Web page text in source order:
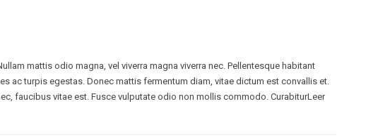
mattis odio magna, vel viverra magna viverra nec. Pellentesque habitant
ac turpis egestas. Donec mattis fermentum diam, vitae dictum est convallis et.
faucibus vitae est. Fusce vulputate odio non mollis commodo. CurabiturLeer